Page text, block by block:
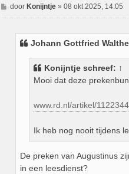
B
e
door Konijntje» 08 okt 2025, 14:05
Johann Gottfried
Konijntje schreef: ↑
Mooi dat deze
www.rd.nl/artikel/
Ik heb nog nooit tijdens
De preken van Augustinus
in een leesdienst?